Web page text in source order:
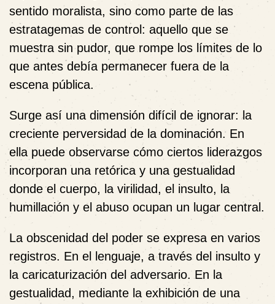
sentido moralista, sino como parte de las
estratagemas de control: aquello que se
muestra sin pudor, que rompe los límites de lo
que antes debía permanecer fuera de la
escena pública.
Surge así una dimensión difícil de ignorar: la
creciente perversidad de la dominación. En
ella puede observarse cómo ciertos liderazgos
incorporan una retórica y una gestualidad
donde el cuerpo, la virilidad, el insulto, la
humillación y el abuso ocupan un lugar central.
La obscenidad del poder se expresa en varios
registros. En el lenguaje, a través del insulto y
la caricaturización del adversario. En la
gestualidad, mediante la exhibición de una